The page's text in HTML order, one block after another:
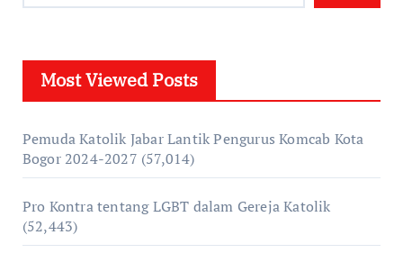
Most Viewed Posts
Pemuda Katolik Jabar Lantik Pengurus Komcab Kota
Bogor 2024-2027 (57,014)
Pro Kontra tentang LGBT dalam Gereja Katolik
(52,443)